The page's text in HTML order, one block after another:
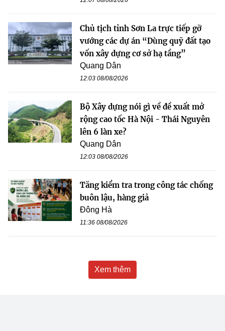
Chủ tịch tỉnh Sơn La trực tiếp gỡ
vướng các dự án “Dùng quỹ đất tạo
vốn xây dựng cơ sở hạ tầng”
Quang Dân
12:03 08/08/2026
Bộ Xây dựng nói gì về đề xuất mở
rộng cao tốc Hà Nội - Thái Nguyên
lên 6 làn xe?
Quang Dân
12:03 08/08/2026
Tăng kiểm tra trong công tác chống
buôn lậu, hàng giả
Đông Hà
11:36 08/08/2026
Xem thêm